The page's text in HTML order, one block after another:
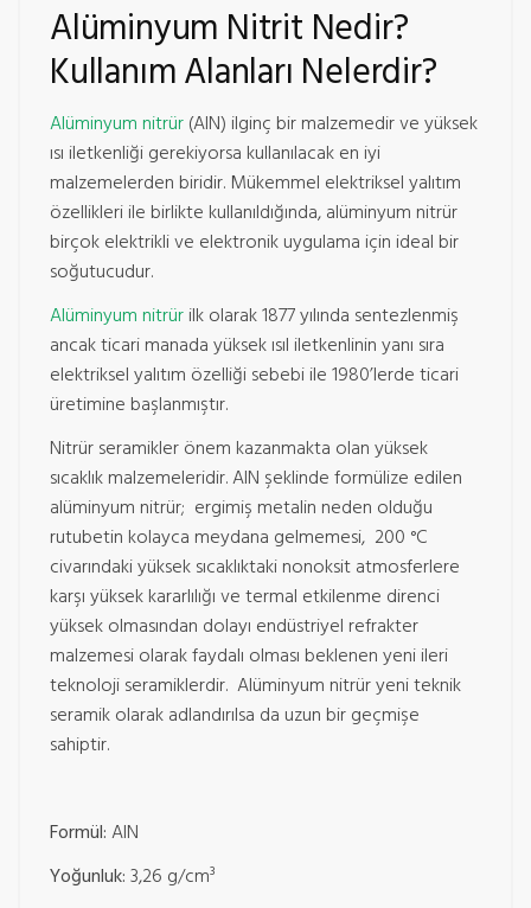
Alüminyum Nitrit Nedir?
Kullanım Alanları Nelerdir?
Alüminyum nitrür(AlN) ilginç bir malzemedir ve yüksek
ısı iletkenliği gerekiyorsa kullanılacak en iyi
malzemelerden biridir. Mükemmel elektriksel yalıtım
özellikleri ile birlikte kullanıldığında, alüminyum nitrür
birçok elektrikli ve elektronik uygulama için ideal bir
soğutucudur.
Alüminyum nitrürilk olarak 1877 yılında sentezlenmiş
ancak ticari manada yüksek ısıl iletkenlinin yanı sıra
elektriksel yalıtım özelliği sebebi ile 1980’lerde ticari
üretimine başlanmıştır.
Nitrür seramikler önem kazanmakta olan yüksek
sıcaklık malzemeleridir. AlN şeklinde formülize edilen
alüminyum nitrür; ergimiş metalin neden olduğu
rutubetin kolayca meydana gelmemesi, 200 °C
civarındaki yüksek sıcaklıktaki nonoksit atmosferlere
karşı yüksek kararlılığı ve termal etkilenme direnci
yüksek olmasından dolayı endüstriyel refrakter
malzemesi olarak faydalı olması beklenen yeni ileri
teknoloji seramiklerdir. Alüminyum nitrür yeni teknik
seramik olarak adlandırılsa da uzun bir geçmişe
sahiptir.
Formül:AlN
Yoğunluk:3,26 g/cm³